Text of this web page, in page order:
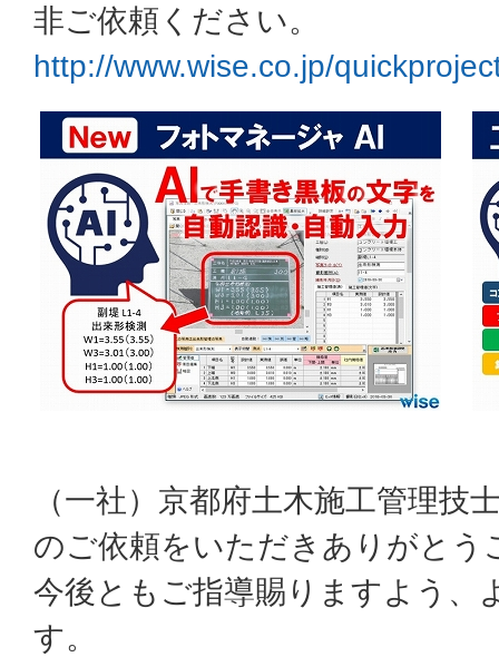
非ご依頼ください。
http://www.wise.co.jp/
（一社）京都府土木施工管理技
のご依頼をいただきありがとう
今後ともご指導賜りますよう、
す。